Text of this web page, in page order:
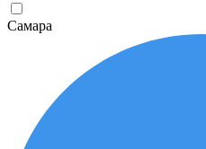
Самара